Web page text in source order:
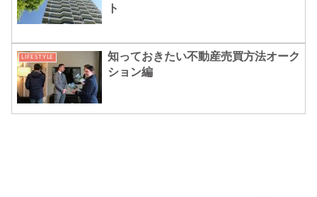
ト
LIFESTYLE
知っておきたい不動産売買方法オーク
ション編